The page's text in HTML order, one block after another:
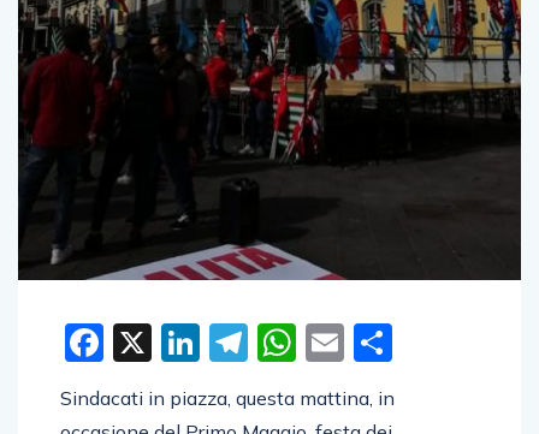
Facebook
X LinkedIn
Telegram
WhatsApp
Email
Sindacati in piazza, questa mattina, in